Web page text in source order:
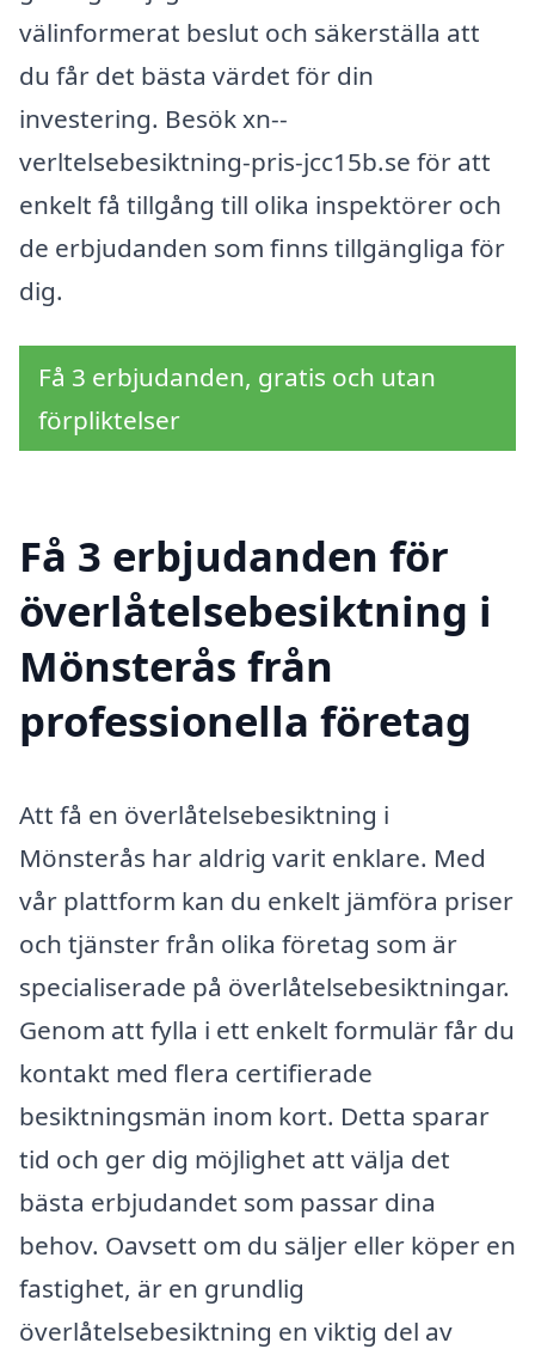
välinformerat beslut och säkerställa att
du får det bästa värdet för din
investering. Besök xn--
verltelsebesiktning-pris-jcc15b.se för att
enkelt få tillgång till olika inspektörer och
de erbjudanden som finns tillgängliga för
dig.
Få 3 erbjudanden, gratis och utan
förpliktelser
Få 3 erbjudanden för
överlåtelsebesiktning i
Mönsterås från
professionella företag
Att få en överlåtelsebesiktning i
Mönsterås har aldrig varit enklare. Med
vår plattform kan du enkelt jämföra priser
och tjänster från olika företag som är
specialiserade på överlåtelsebesiktningar.
Genom att fylla i ett enkelt formulär får du
kontakt med flera certifierade
besiktningsmän inom kort. Detta sparar
tid och ger dig möjlighet att välja det
bästa erbjudandet som passar dina
behov. Oavsett om du säljer eller köper en
fastighet, är en grundlig
överlåtelsebesiktning en viktig del av